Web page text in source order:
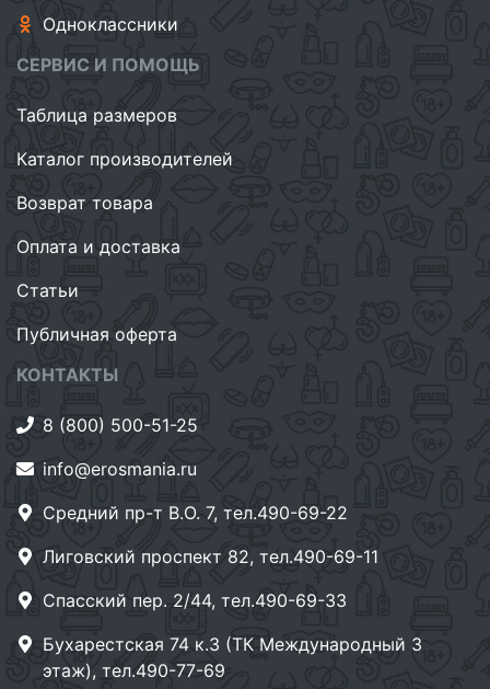
Одноклассники
СЕРВИС И ПОМОЩЬ
Таблица размеров
Каталог производителей
Возврат товара
Оплата и доставка
Статьи
Публичная оферта
КОНТАКТЫ
8 (800) 500-51-25
info@erosmania.ru
Средний пр-т В.О. 7, тел.490-69-22
Лиговский проспект 82, тел.490-69-11
Спасский пер. 2/44, тел.490-69-33
Бухарестская 74 к.3 (ТК Международный 3
этаж), тел.490-77-69